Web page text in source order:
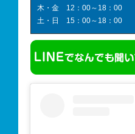
木・金 12：00～18：00
土・日 15：00～18：00